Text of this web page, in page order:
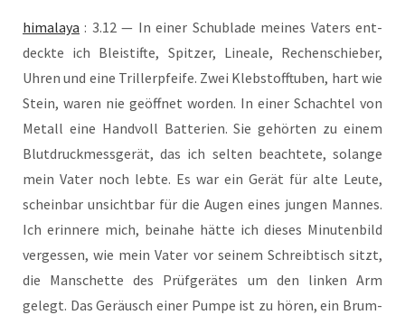
hima­la­ya : 3.12 — In einer Schub­la­de mei­nes Vaters ent­
deck­te ich Blei­stif­te, Spit­zer, Linea­le, Rechen­schie­ber,
Uhren und eine Tril­ler­pfei­fe. Zwei Kleb­stoff­tu­ben, hart wie
Stein, waren nie geöff­net wor­den. In einer Schach­tel von
Metall eine Hand­voll Bat­te­rien. Sie gehör­ten zu einem
Blut­druck­mess­ge­rät, das ich sel­ten beach­te­te, solan­ge
mein Vater noch leb­te. Es war ein Gerät für alte Leu­te,
schein­bar unsicht­bar für die Augen eines jun­gen Man­nes.
Ich erin­ne­re mich, bei­na­he hät­te ich die­ses Minu­ten­bild
ver­ges­sen, wie mein Vater vor sei­nem Schreib­tisch sitzt,
die Man­schet­te des Prüf­ge­rä­tes um den lin­ken Arm
gelegt. Das Geräusch einer Pum­pe ist zu hören, ein Brum­